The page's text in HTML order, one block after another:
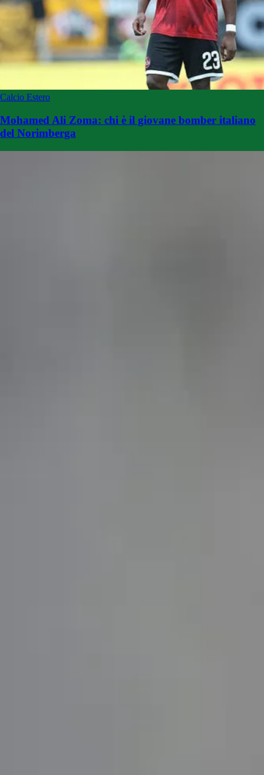
Calcio Estero
Mohamed Ali Zoma: chi è il giovane bomber italiano
del Norimberga